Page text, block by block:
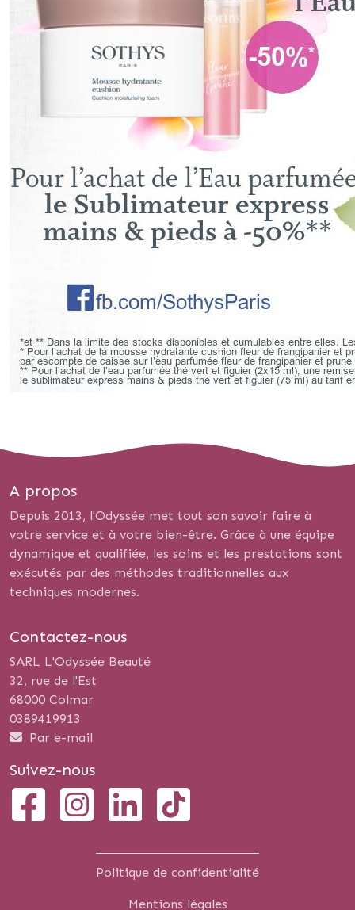
A propos
Depuis 2013, l'Odyssée met tout son savoir faire à
votre service et à votre bien-être. Grâce à une équipe
dynamique et qualifiée, les soins et les prestations sont
exécutés par des méthodes traditionnelles aux
techniques modernes.
Contactez-nous
SARL L'Odyssée Beauté
32, rue de l'Est
68000 Colmar
0389419913
Par e-mail
Suivez-nous
Politique de confidentialité
Mentions légales